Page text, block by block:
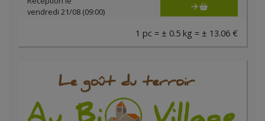
vendredi 21/08 (09:00)
1 pc = ± 0.5 kg = ± 13.06 €